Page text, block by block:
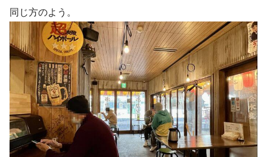
同じ方のよう。